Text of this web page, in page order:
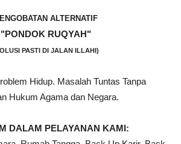
ALTERNATIF
"PONDOK RUQYAH"
PASTI DI JALAN ILLAHI)
Hidup. Masalah Tuntas Tanpa
Hukum Agama dan Negara.
DALAM PELAYANAN KAMI: